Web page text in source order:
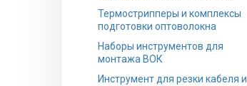
Термострипперы и комплексы
подготовки оптоволокна
Наборы инструментов для
монтажа ВОК
Инструмент для резки кабеля и